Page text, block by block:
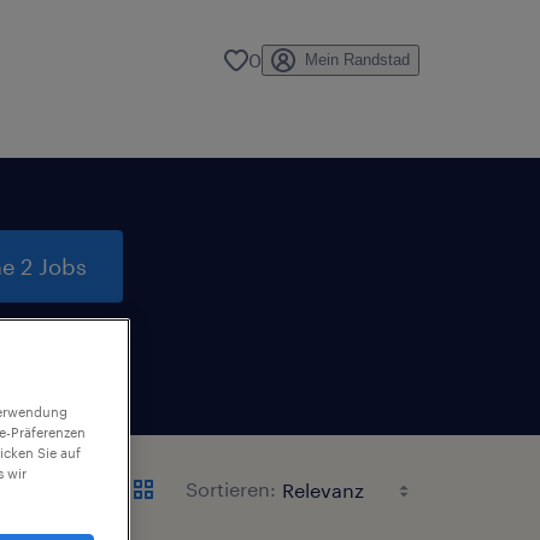
0 Mein Randstad
2 Jobs
Sortieren:
Präferenzen
Sie auf
wir